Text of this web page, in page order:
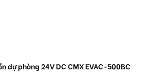
dự phòng 24V DC CMX EVAC-500BC